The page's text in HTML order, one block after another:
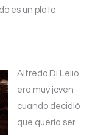
es un plato
Alfredo Di Lelio
era muy joven
cuando decidió
que quería ser